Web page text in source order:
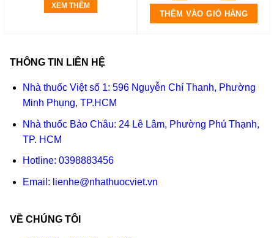
XEM THÊM
THÊM VÀO GIỎ HÀNG
THÔNG TIN LIÊN HỆ
Nhà thuốc Việt số 1: 596 Nguyễn Chí Thanh, Phường
Minh Phụng, TP.HCM
Nhà thuốc Bảo Châu: 24 Lê Lâm, Phường Phú Thạnh,
TP. HCM
Hotline: 0398883456
Email: lienhe@nhathuocviet.vn
VỀ CHÚNG TÔI